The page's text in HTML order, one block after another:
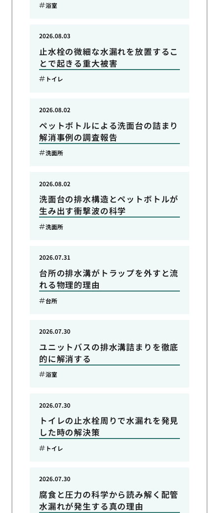
浴室
止水栓の微細な水漏れを放置するこ
とで起きる重大被害
2026.08.03
トイレ
ペットボトルによる洗面台の詰まり
解消事例の調査報告
2026.08.02
洗面所
洗面台の排水構造とペットボトルが
生み出す衝撃波の科学
2026.08.02
洗面所
台所の排水溝がトラップを外すと流
れる物理的理由
2026.07.31
台所
ユニットバスの排水溝詰まりを徹底
的に解消する
2026.07.30
浴室
トイレの止水栓周りで水漏れを発見
した時の解決策
2026.07.30
トイレ
腐食と圧力の科学から読み解く配管
水漏れが発生する真の理由
2026.07.30